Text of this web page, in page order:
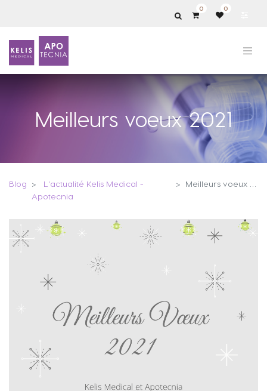
0 0
Meilleurs voeux 2021
Blog
L'actualité Kelis Medical -
Apotecnia
Meilleurs voeux 2021